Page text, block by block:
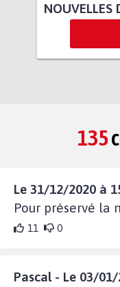
NOUVELLES
135
Le 31/12/2020 à
Pour préservé la
11 0
Pascal - Le 03/